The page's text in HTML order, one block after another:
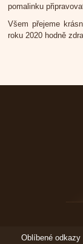
pomalinku
Všem přejeme
roku 2020 hodně
Oblíbené odkazy